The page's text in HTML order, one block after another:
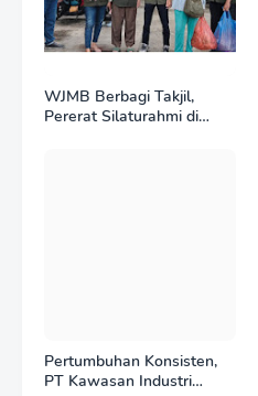
WJMB Berbagi Takjil,
Pererat Silaturahmi di
Pertumbuhan Konsisten,
PT Kawasan Industri